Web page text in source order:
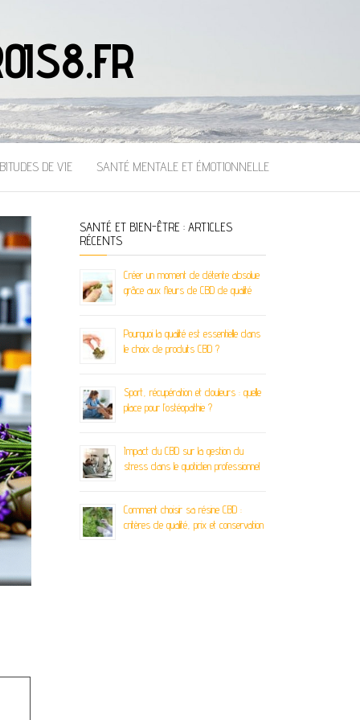
DE VIE SANTÉ MENTALE ET ÉMOTIONNELLE
SANTÉ ET BIEN-ÊTRE : ARTICLES
RÉCENTS
Créer un moment de détente absolue
grâce aux fleurs de CBD de qualité
Pourquoi la qualité est essentielle dans
le choix de produits CBD ?
Sport, récupération et douleurs : quelle
place pour l’ostéopathie ?
Impact du CBD sur la gestion du
stress dans le quotidien professionnel
Comment choisir sa résine CBD :
critères de qualité, prix et conservation